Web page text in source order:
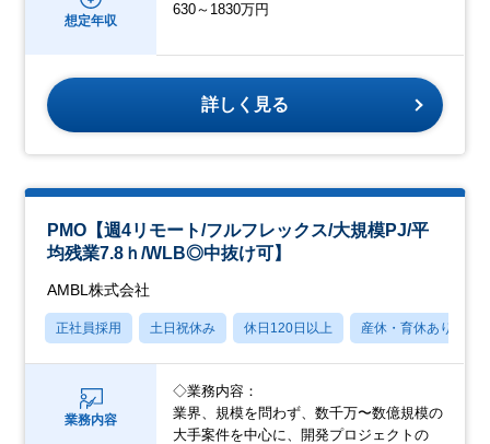
想定年収
630～1830万円
詳しく見る
PMO【週4リモート/フルフレックス/大規模PJ/平
均残業7.8ｈ/WLB◎中抜け可】
AMBL株式会社
正社員採用 土日祝休み 休日120日以上 産休・育休あり
業務内容
◇業務内容：
業界、規模を問わず、数千万〜数億規模の
大手案件を中心に、開発プロジェクトの